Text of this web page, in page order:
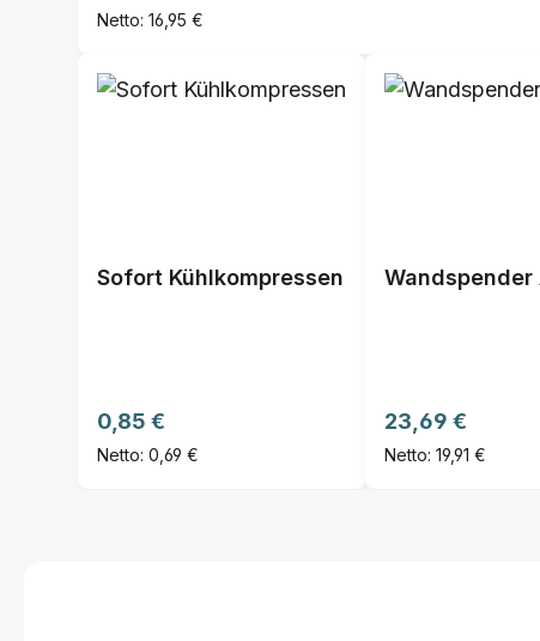
Netto: 16,95 €
Sofort Kühlkompressen
Regulärer Preis:
0,85 €
Netto: 0,69 €
Wandspender
Regulärer Preis:
23,69 €
Netto: 19,91 €